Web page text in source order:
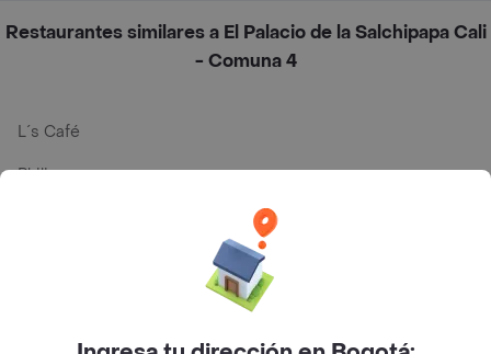
Restaurantes similares a El Palacio de la Salchipapa Cali
- Comuna 4
L´s Café
Philippe
Myriam Camhi Co